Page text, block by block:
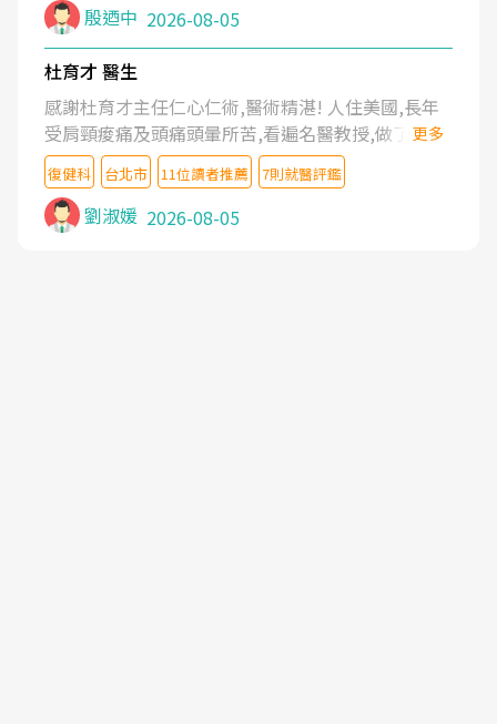
殷迺中 2026-08-05
杜育才 醫生
感謝杜育才主任仁心仁術,醫術精湛! 人住美國,長年
受肩頸痠痛及頭痛頭暈所苦,看遍名醫教授,做了各種
檢查,也嘗試過西醫打針,中醫針灸及物理徒手治療都
沒有用,後來連吃到嗎啡類止痛藥都效果有限,只是壓
症狀,沒多久就痛起來,多年失眠嚴重影響生活品質.
台灣親友介紹忠孝醫院杜育才主任是頸頭症候群專
更多
復健科 台北市 11位讀者推薦 7則就醫評鑑
劉淑媛 2026-08-05